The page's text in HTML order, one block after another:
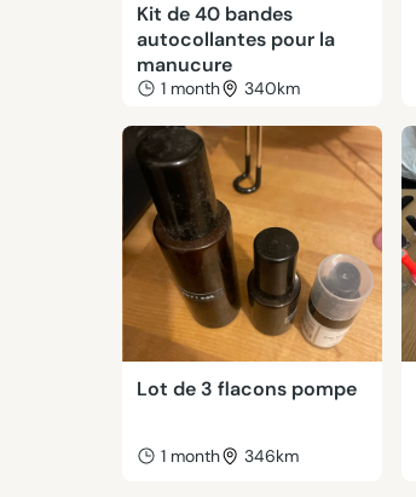
Kit de 40 bandes
autocollantes pour la
manucure
1 month 340km
Lot de 3 flacons pompe
1 month 346km